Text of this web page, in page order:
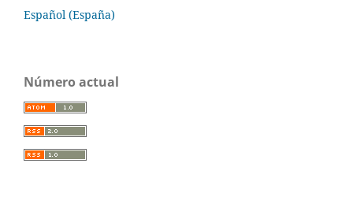
Español (España)
Número actual